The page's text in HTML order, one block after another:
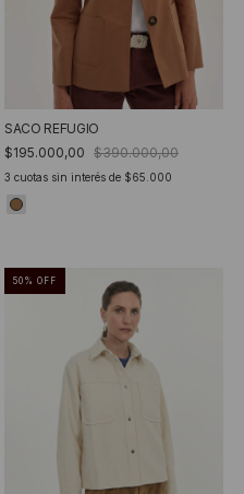
SACO REFUGIO
$195.000,00 $390.000,00
3 cuotas sin interés de $65.000
50 % OFF